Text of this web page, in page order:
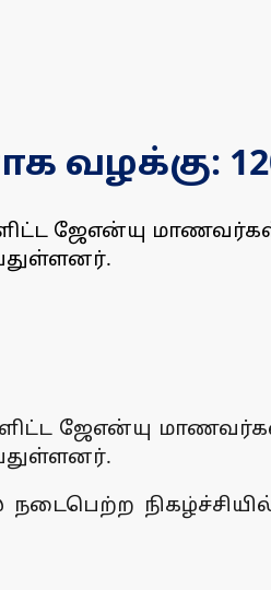
வழக்கு:
ஜேஎன்யு
ஜேஎன்யு